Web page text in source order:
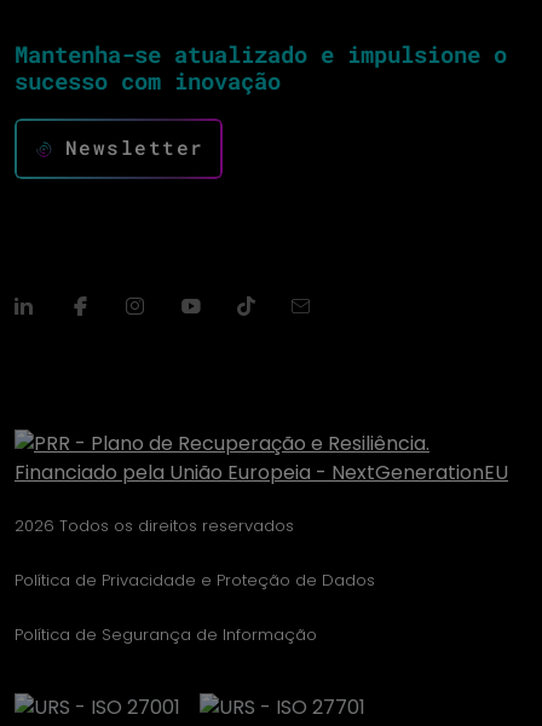
Mantenha-se atualizado e impulsione o
sucesso com inovação
Newsletter
2026 Todos os direitos reservados
Política de Privacidade e Proteção de Dados
Política de Segurança de Informação